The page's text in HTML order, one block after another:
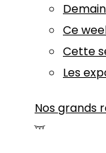
Demain
Ce
Cette
Les
Nos grands